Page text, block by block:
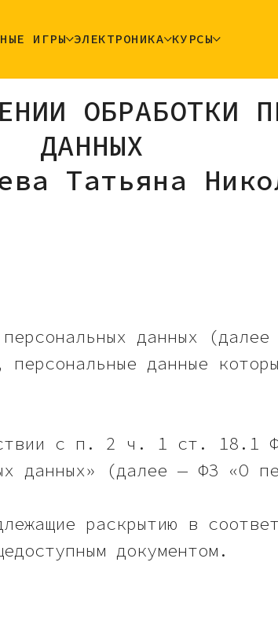
ИГРЫ ЭЛЕКТРОНИКА КУРСЫ
ОБРАБОТКИ
ДАННЫХ
Татьяна
данных
данные
с п. 2 ч. 1 ст. 18.1
данных» (далее — ФЗ «О
раскрытию в
документом.